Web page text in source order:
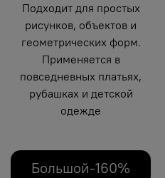
Подходит для простых
рисунков, объектов и
геометрических форм.
Применяется в
повседневных платьях,
рубашках и детской
одежде
Большой-160%